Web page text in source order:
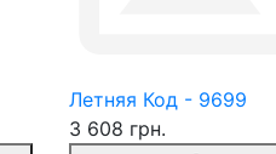
Летняя Код - 9699
3 608 грн.